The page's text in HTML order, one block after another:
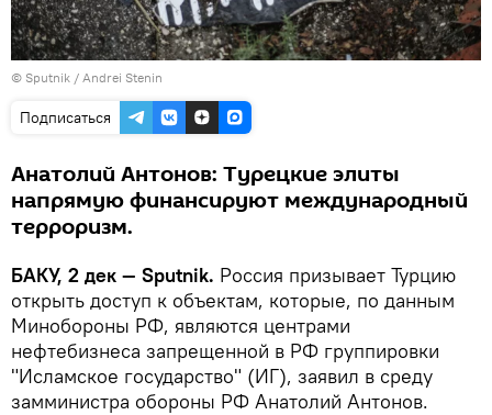
© Sputnik / Andrei Stenin
Подписаться
Анатолий Антонов: Турецкие элиты
напрямую финансируют международный
терроризм.
БАКУ, 2 дек — Sputnik. Россия призывает Турцию
открыть доступ к объектам, которые, по данным
Минобороны РФ, являются центрами
нефтебизнеса запрещенной в РФ группировки
"Исламское государство" (ИГ), заявил в среду
замминистра обороны РФ Анатолий Антонов.